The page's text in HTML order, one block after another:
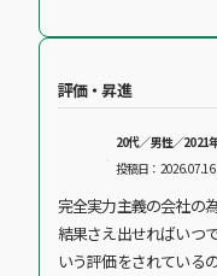
評価・昇進
20代／男性／2021
投稿日：2026.07.16
完全実力主義の会社の
結果さえ出せればいつ
いう評価をされている